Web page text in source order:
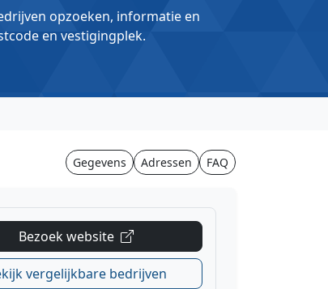
opzoeken, informatie en
en vestigingplek.
Gegevens Adressen FAQ
Bezoek website
vergelijkbare bedrijven